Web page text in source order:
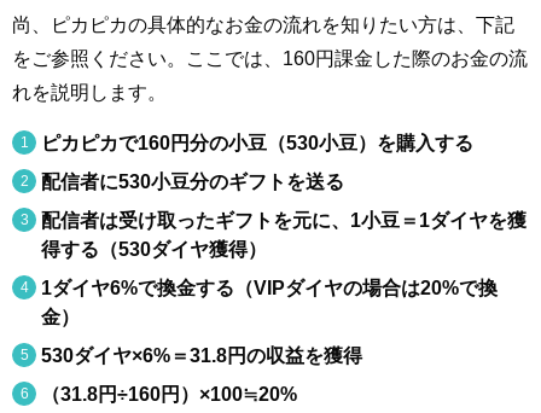
尚、ピカピカの具体的なお金の流れを知りたい方は、下記
をご参照ください。ここでは、160円課金した際のお金の流
れを説明します。
ピカピカで160円分の小豆（530小豆）を購入する
配信者に530小豆分のギフトを送る
配信者は受け取ったギフトを元に、1小豆＝1ダイヤを獲
得する（530ダイヤ獲得）
1ダイヤ6%で換金する（VIPダイヤの場合は20%で換
金）
530ダイヤ×6%＝31.8円の収益を獲得
（31.8円÷160円）×100≒20%